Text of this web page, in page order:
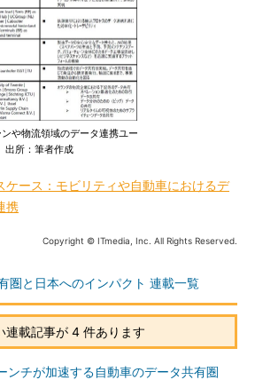
や物流領域のデータ連携ユー
出所：筆者作成
ケース：モビリティや自動車におけるデ
携
Copyright © ITmedia, Inc. All Rights Reserved.
圏と日本へのインパクト 連載一覧
連載記事が 4 件あります
ンチが加速する自動車のデータ共有圏